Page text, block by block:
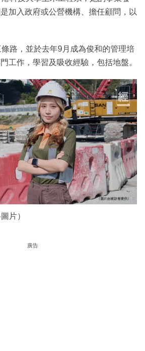
加入政府或公營機構、擔任顧問，以
路，並於去年9月成為俊和的管理培
工作，學習及吸收經驗，包括地盤。
片）
廣告